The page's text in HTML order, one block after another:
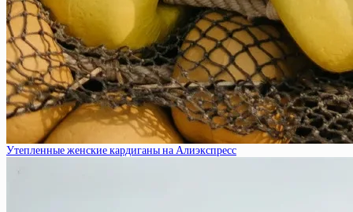
Утепленные женские кардиганы на Алиэкспресс